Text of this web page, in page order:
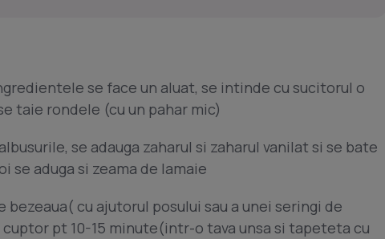
se face un aluat, se intinde cu sucitorul o
taie rondele (cu un pahar mic)
se adauga zaharul si zaharul vanilat si se bate
se aduga si zeama de lamaie
bezeaua( cu ajutorul posului sau a unei seringi de
cuptor pt 10-15 minute(intr-o tava unsa si tapeteta cu